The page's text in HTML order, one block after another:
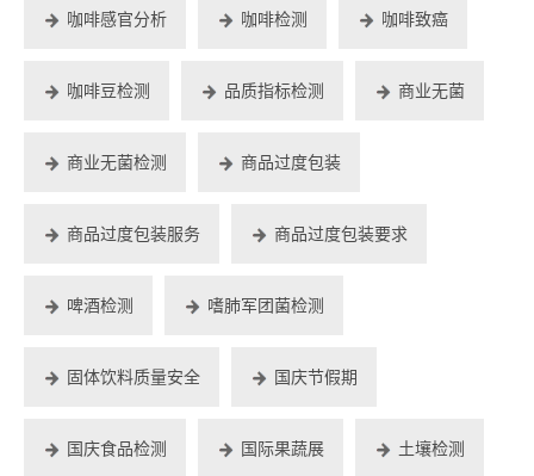
咖啡感官分析 咖啡检测 咖啡致癌
咖啡豆检测 品质指标检测 商业无菌
商业无菌检测 商品过度包装
商品过度包装服务 商品过度包装要求
啤酒检测 嗜肺军团菌检测
固体饮料质量安全 国庆节假期
国庆食品检测 国际果蔬展 土壤检测